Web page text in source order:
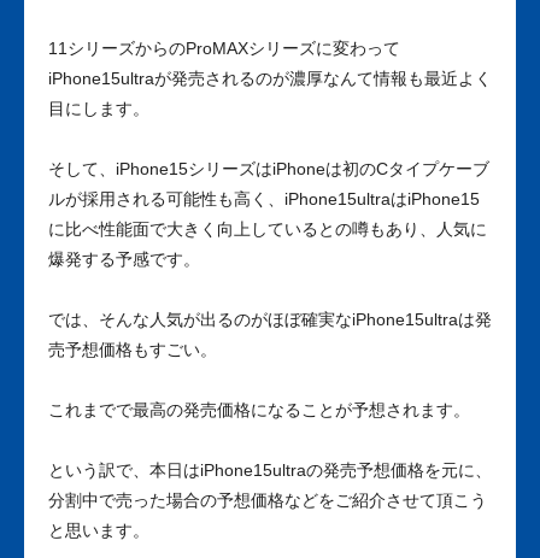
11シリーズからのProMAXシリーズに変わって
iPhone15ultraが発売されるのが濃厚なんて情報も最近よく
目にします。
そして、iPhone15シリーズはiPhoneは初のCタイプケーブ
ルが採用される可能性も高く、iPhone15ultraはiPhone15
に比べ性能面で大きく向上しているとの噂もあり、人気に
爆発する予感です。
では、そんな人気が出るのがほぼ確実なiPhone15ultraは発
売予想価格もすごい。
これまでで最高の発売価格になることが予想されます。
という訳で、本日はiPhone15ultraの発売予想価格を元に、
分割中で売った場合の予想価格などをご紹介させて頂こう
と思います。